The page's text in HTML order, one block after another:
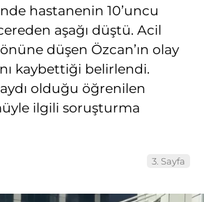
hastanenin 10’uncu
aşağı düştü. Acil
önüne düşen Özcan’ın olay
kaybettiği belirlendi.
olduğu öğrenilen
ilgili soruşturma
3. Sayfa